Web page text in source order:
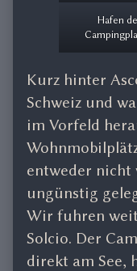
Hafen
Kurz hinter
Schweiz und
im Vorfeld
entweder nicht
ungünstig
Wir fuhren
Solcio. Der
direkt am See,